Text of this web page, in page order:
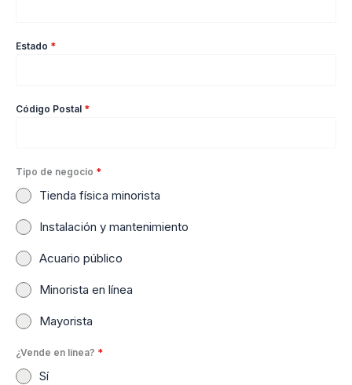
Estado *
Código Postal *
Tipo de negocio *
Tienda física minorista
Instalación y mantenimiento
Acuario público
Minorista en línea
Mayorista
¿Vende en línea? *
Sí